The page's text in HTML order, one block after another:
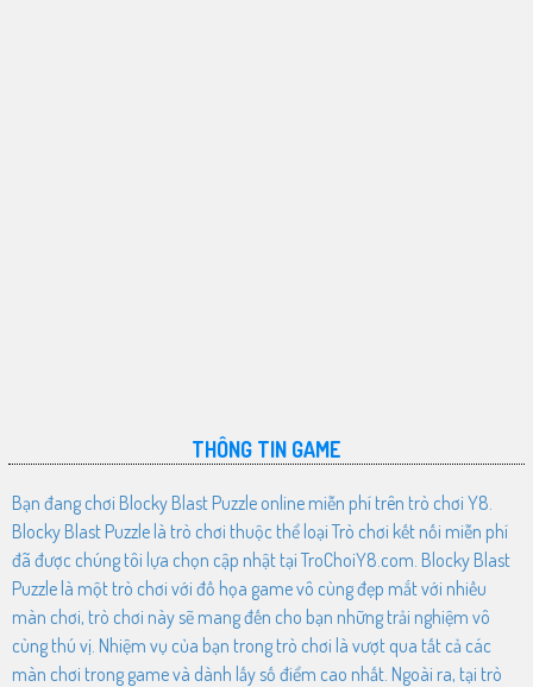
THÔNG TIN GAME
Bạn đang chơi Blocky Blast Puzzle online miễn phí trên trò chơi Y8.
Blocky Blast Puzzle là trò chơi thuộc thể loại Trò chơi kết nối miễn phí
đã được chúng tôi lựa chọn cập nhật tại TroChoiY8.com. Blocky Blast
Puzzle là một trò chơi với đồ họa game vô cùng đẹp mắt với nhiều
màn chơi, trò chơi này sẽ mang đến cho bạn những trải nghiệm vô
cùng thú vị. Nhiệm vụ của bạn trong trò chơi là vượt qua tất cả các
màn chơi trong game và dành lấy số điểm cao nhất. Ngoài ra, tại trò